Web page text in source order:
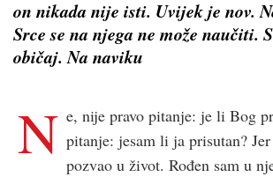
on nikada nije isti. Uvijek je nov.
Srce se na njega ne može naučiti.
običaj. Na naviku
N e, nije pravo pitanje: je li Bog
pitanje: jesam li ja prisutan?
pozvao u život. Rođen sam u